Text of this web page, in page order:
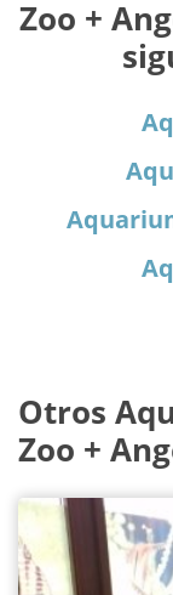
Zoo +
Otros
Zoo +